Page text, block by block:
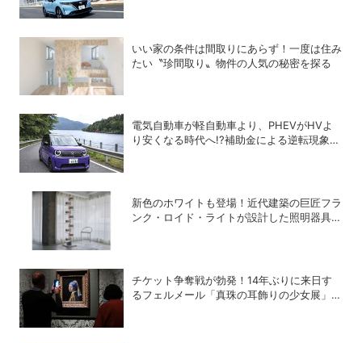
いい家の条件は間取りにあらず！一度は住み
たい〝珍間取り〟物件の人気の秘密を探る
電気自動車が軽自動車より、PHEVがHVよ
り安くなる時代へ!?補助金による逆転現象に
新色のホワイトも登場！近代建築の巨匠フラ
ンク・ロイド・ライトが設計した照明器具の
チケット争奪戦が勃発！14年ぶりに来日す
るフェルメール「真珠の耳飾りの少女展」の